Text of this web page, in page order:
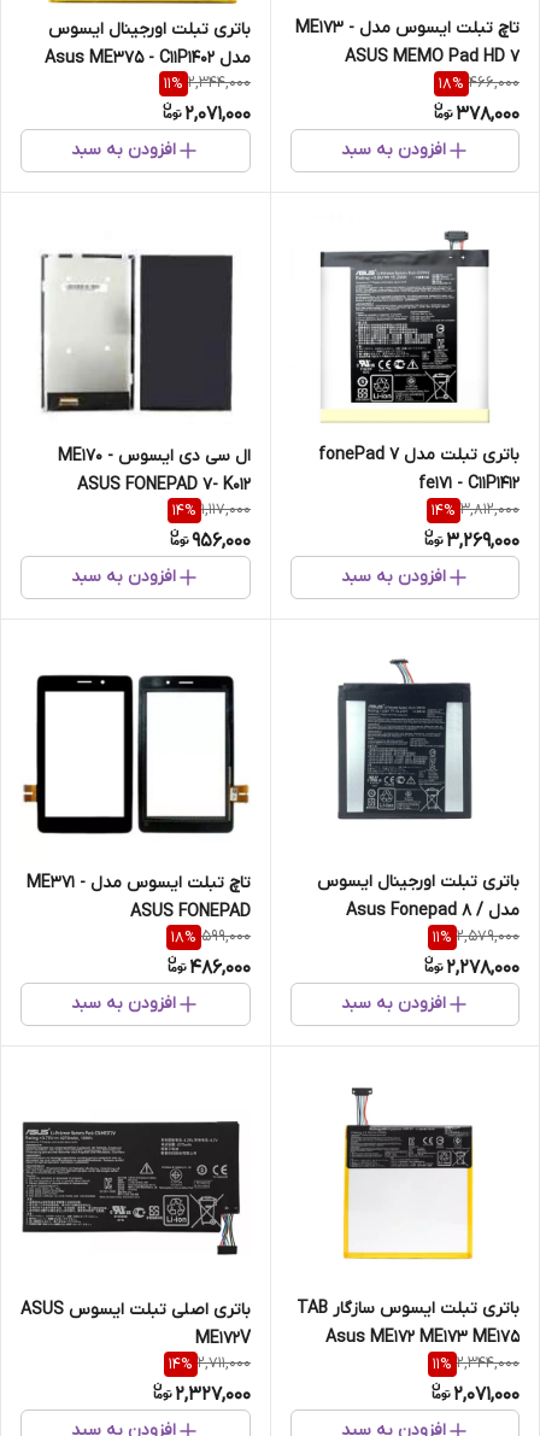
تاچ تبلت ایسوس مدل ME173 -
ASUS MEMO Pad HD 7
466,000
18%
378,000
افزودن به سبد
باتری تبلت اورجینال ایسوس
مدل Asus ME375 - C11P1402
2,344,000
11%
2,071,000
افزودن به سبد
باتری تبلت مدل fonePad 7
fe171 - C11P1412
3,812,000
14%
3,269,000
افزودن به سبد
ال سی دی ایسوس ME170 -
ASUS FONEPAD 7- K012
1,117,000
14%
956,000
افزودن به سبد
باتری تبلت اورجینال ایسوس
مدل Asus Fonepad 8 /
ME380 - C11P1331
2,579,000
11%
2,278,000
افزودن به سبد
تاچ تبلت ایسوس مدل ME371 -
ASUS FONEPAD
599,000
18%
486,000
افزودن به سبد
باتری تبلت ایسوس سازگار TAB
Asus ME172 ME173 ME175
ME715 C11P1311
2,344,000
11%
2,071,000
افزودن به سبد
باتری اصلی تبلت ایسوس ASUS
ME172V
2,711,000
14%
2,327,000
افزودن به سبد